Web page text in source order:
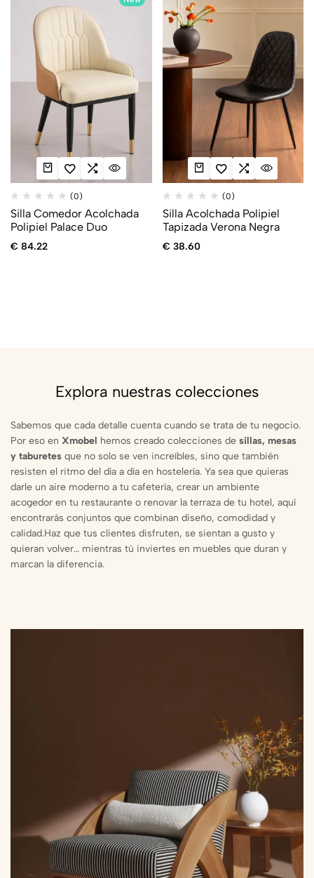
(0)
Silla Comedor Acolchada
Polipiel Palace Duo
€ 84.22
(0)
Silla Acolchada Polipiel
Tapizada Verona Negra
€ 38.60
Explora nuestras colecciones
Sabemos que cada detalle cuenta cuando se trata de tu negocio.
Por eso en Xmobel hemos creado colecciones de sillas, mesas
y taburetes que no solo se ven increíbles, sino que también
resisten el ritmo del día a día en hostelería. Ya sea que quieras
darle un aire moderno a tu cafetería, crear un ambiente
acogedor en tu restaurante o renovar la terraza de tu hotel, aquí
encontrarás conjuntos que combinan diseño, comodidad y
calidad.Haz que tus clientes disfruten, se sientan a gusto y
quieran volver… mientras tú inviertes en muebles que duran y
marcan la diferencia.